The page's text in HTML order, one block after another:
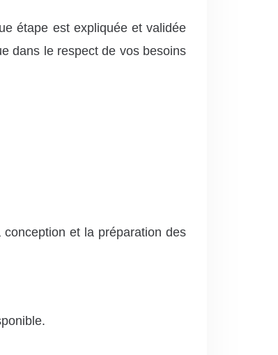
étape est expliquée et validée
dans le respect de vos besoins
et la préparation des